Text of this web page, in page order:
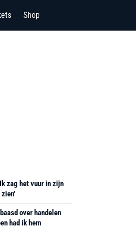
Shop
zag het vuur in zijn
over handelen
had ik hem